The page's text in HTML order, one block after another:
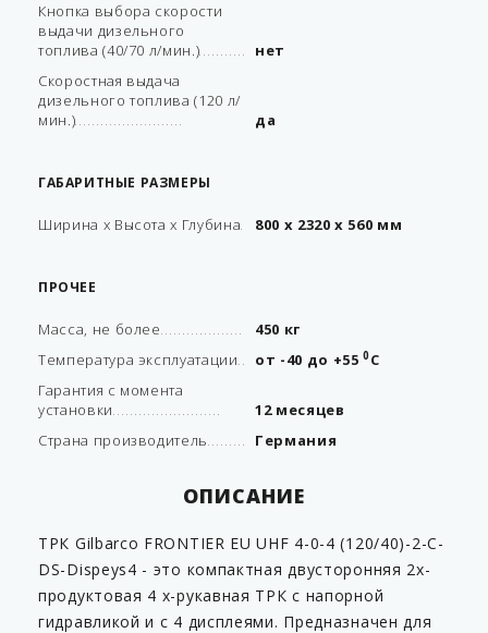
Кнопка выбора скорости
выдачи дизельного
топлива (40/70 л/мин.)
нет
Скоростная выдача
дизельного топлива (120 л/
мин.)
да
ГАБАРИТНЫЕ РАЗМЕРЫ
Ширина х Высота х Глубина 800 х 2320 х 560 мм
ПРОЧЕЕ
Масса, не более
450 кг
Температура эксплуатации
от -40 до +550С
Гарантия с момента
установки
12 месяцев
Страна производитель
Германия
ОПИСАНИЕ
ТРК Gilbarco FRONTIER EU UHF 4-0-4 (120/40)-2-C-
DS-Dispeys4 - это компактная двусторонняя 2х-
продуктовая 4 х-рукавная ТРК с напорной
гидравликой и с 4 дисплеями. Предназначен для